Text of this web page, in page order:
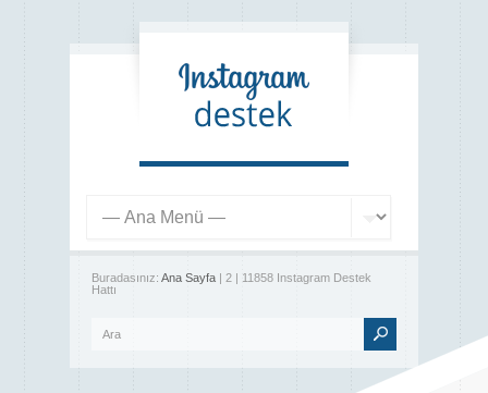
Buradasınız: Ana Sayfa | 2 | 11858 Instagram Destek
Hattı